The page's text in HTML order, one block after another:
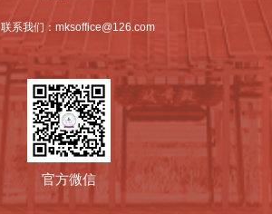
联系我们：mksoffice@126.com
官方微信